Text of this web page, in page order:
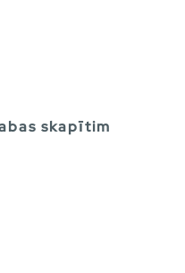
skapītim